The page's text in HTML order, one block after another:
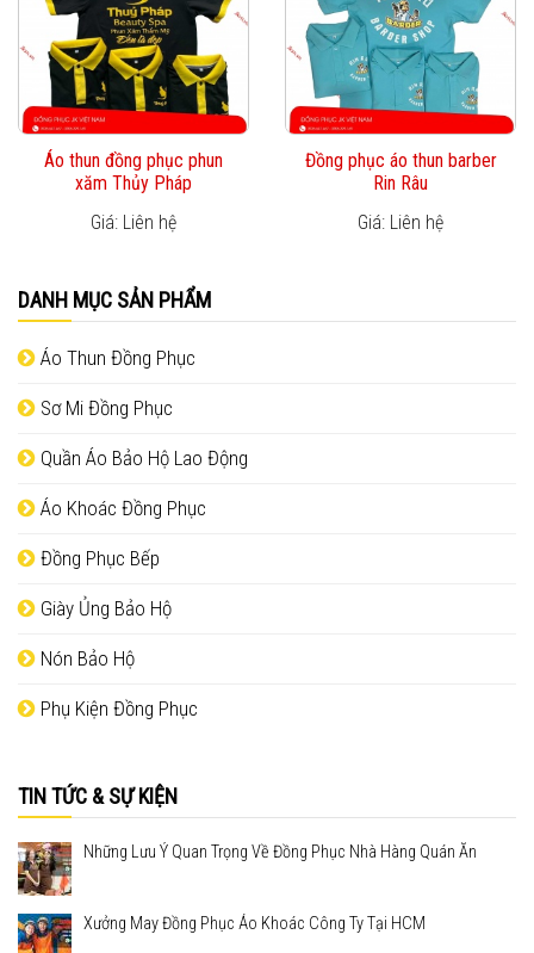
DANH MỤC SẢN PHẨM
Áo Thun Đồng Phục
Sơ Mi Đồng Phục
Quần Áo Bảo Hộ Lao Động
Áo Khoác Đồng Phục
Đồng Phục Bếp
Giày Ủng Bảo Hộ
Nón Bảo Hộ
Phụ Kiện Đồng Phục
TIN TỨC & SỰ KIỆN
Những Lưu Ý Quan Trọng Về Đồng Phục Nhà Hàng Quán Ăn
Xưởng May Đồng Phục Áo Khoác Công Ty Tại HCM
Áo thun đồng phục phun
xăm Thủy Pháp
Giá: Liên hệ
Đồng phục áo thun barber
Rin Râu
Giá: Liên hệ